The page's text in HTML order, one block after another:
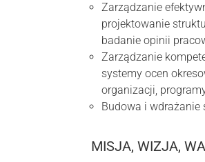
Zarządzanie
projektowanie
badanie opinii
Zarządzanie
systemy ocen
organizacji,
Budowa i wdrażanie
MISJA, WIZJA,